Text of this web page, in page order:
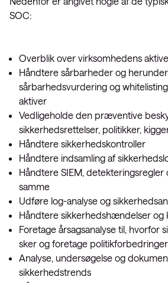
SOC:
Overblik over virksomhedens
Håndtere sårbarheder og herunder
sårbarhedsvurdering og
aktiver
Vedligeholde den præventive
sikkerhedsrettelser, politikker,
Håndtere sikkerhedskontroller
Håndtere indsamling af
Håndtere SIEM, detekteringsregler
samme
Udføre log-analyse og
Håndtere sikkerhedshændelser og
Foretage årsagsanalyse til, hvorfor
sker og foretage
Analyse, undersøgelse og
sikkerhedstrends